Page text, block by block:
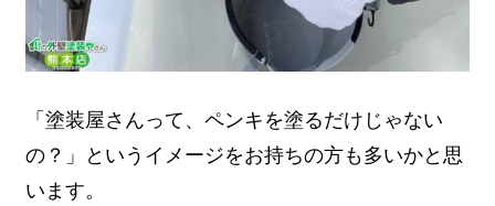
「塗装屋さんって、ペンキを塗るだけじゃない
の？」というイメージをお持ちの方も多いかと思
います。